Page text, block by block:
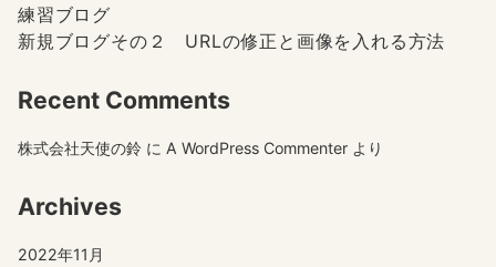
練習ブログ
新規ブログその２ URLの修正と画像を入れる方法
Recent Comments
株式会社天使の鈴 に A WordPress Commenter より
Archives
2022年11月